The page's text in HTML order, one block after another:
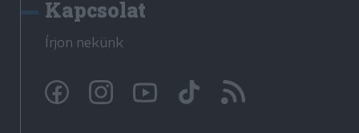
Kapcsolat
Írjon nekünk